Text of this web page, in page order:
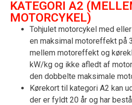
KATEGORI A2
MOTORCYKEL)
Tohjulet motorcykel med
en maksimal motoreffekt på
mellem motoreffekt og
kW/kg og ikke afledt af
den dobbelte maksimale
Kørekort til kategori A2 kan
der er fyldt 20 år og har